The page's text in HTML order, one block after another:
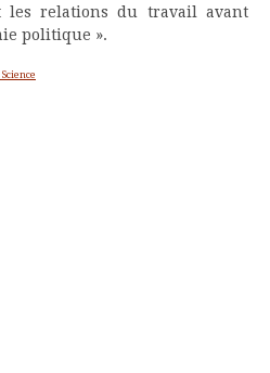
relations du travail avant
politique ».